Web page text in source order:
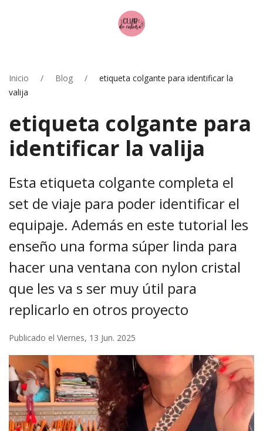
Inicio Blog
etiqueta colgante para identificar la
valija
etiqueta colgante para
identificar la valija
Esta etiqueta colgante completa el
set de viaje para poder identificar el
equipaje. Además en este tutorial les
enseño una forma súper linda para
hacer una ventana con nylon cristal
que les va s ser muy útil para
replicarlo en otros proyecto
Publicado el Viernes, 13 Jun. 2025